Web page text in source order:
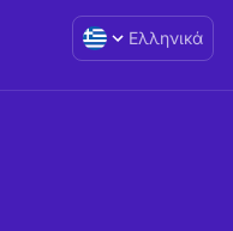
Ελληνικά